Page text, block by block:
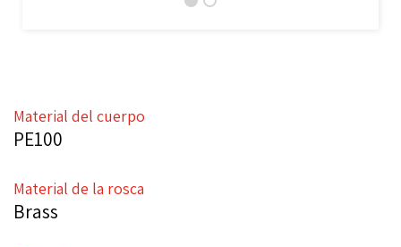
Material del cuerpo
PE100
Material de la rosca
Brass